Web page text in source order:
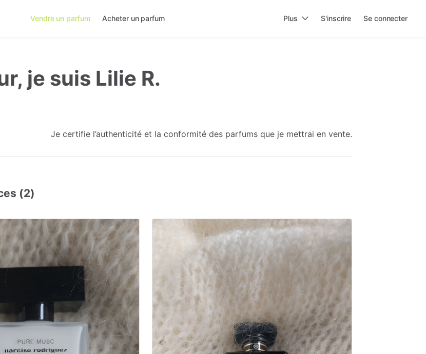
Vendre un parfum Acheter un parfum Plus S'inscrire Se connecter
je suis Lilie R.
Je certifie l’authenticité et la conformité des parfums que je mettrai en vente.
(2)